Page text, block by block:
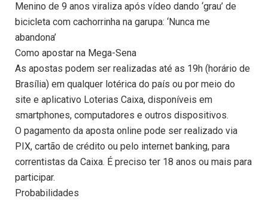
Menino de 9 anos viraliza após vídeo dando ‘grau’ de
bicicleta com cachorrinha na garupa: ‘Nunca me
abandona’
Como apostar na Mega-Sena
As apostas podem ser realizadas até as 19h (horário de
Brasília) em qualquer lotérica do país ou por meio do
site e aplicativo Loterias Caixa, disponíveis em
smartphones, computadores e outros dispositivos.
O pagamento da aposta online pode ser realizado via
PIX, cartão de crédito ou pelo internet banking, para
correntistas da Caixa. É preciso ter 18 anos ou mais para
participar.
Probabilidades